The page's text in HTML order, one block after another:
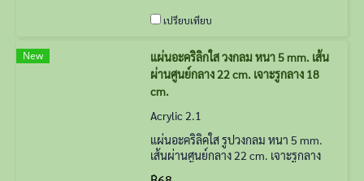
เปรียบเทียบ
New
แผ่นอะคริลิกใส วงกลม หนา 5 mm. เส้น
ผ่านศูนย์กลาง 22 cm. เจาะรูกลาง 18
cm.
Acrylic 2.1
แผ่นอะคริลิคใส รูปวงกลม หนา 5 mm.
เส้นผ่านศูนย์กลาง 22 cm. เจาะรูกลาง
18 cm.